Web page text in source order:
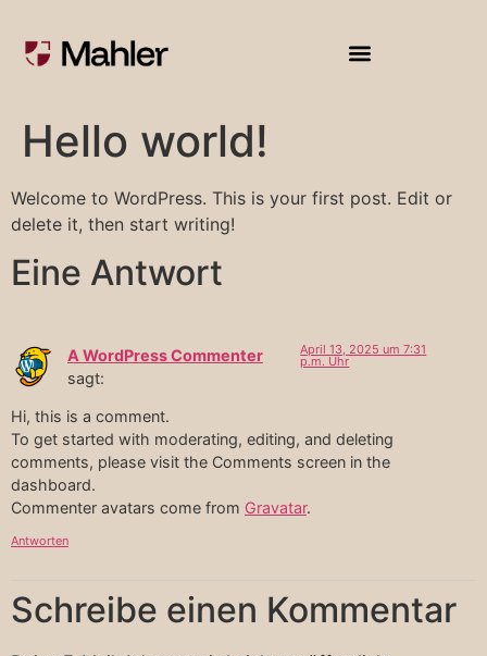
Hello world!
Welcome to WordPress. This is your first post. Edit or
delete it, then start writing!
Eine Antwort
A WordPress Commenter
sagt:
April 13, 2025 um 7:31
p.m. Uhr
Hi, this is a comment.
To get started with moderating, editing, and deleting
comments, please visit the Comments screen in the
dashboard.
Commenter avatars come from Gravatar.
Antworten
Schreibe einen Kommentar